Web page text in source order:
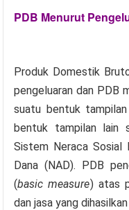
PDB Menurut
Produk Domestik
pengeluaran dan PDB
suatu bentuk
bentuk tampilan lain
Sistem Neraca Sosial
Dana (NAD). PDB
(basic measure) atas
dan jasa yang